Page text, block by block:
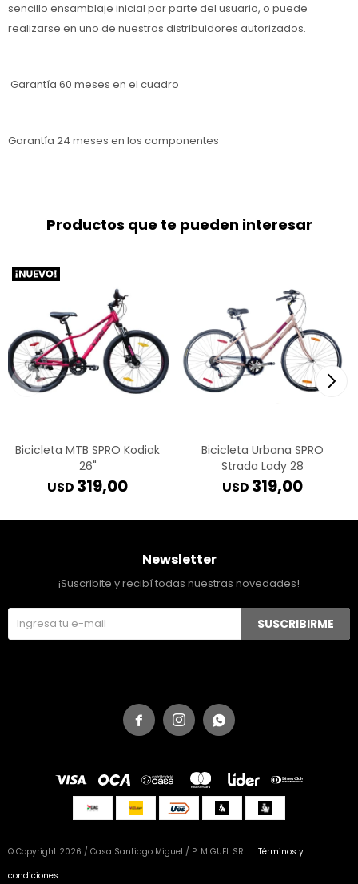
sencillo ensamblaje inicial por parte del usuario, o puede
realizarse en uno de nuestros distribuidores autorizados.
Garantía 60 meses en el cuadro
Garantía 24 meses en los componentes
Productos que te pueden interesar
Bicicleta MTB SPRO Kodiak
26"
USD 319,00
Bicicleta Urbana SPRO
Strada Lady 28
USD 319,00
  
Newsletter
¡Suscribite y recibí todas nuestras novedades!
SUSCRIBIRME
© Copyright 2026 / Casa Santiago Miguel / P. MIGUEL SRL
Términos y
condiciones